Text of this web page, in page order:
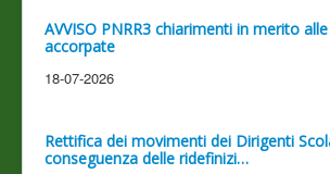
AVVISO PNRR3 chiarimenti in merito
accorpate
18-07-2026
Rettifica dei movimenti dei Dirigenti
conseguenza delle ridefinizi…